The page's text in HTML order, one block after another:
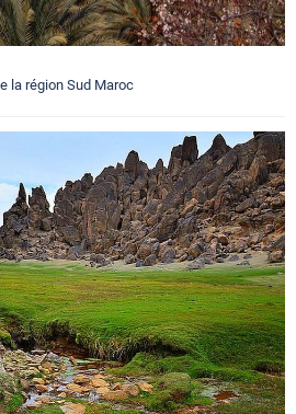
la région Sud Maroc